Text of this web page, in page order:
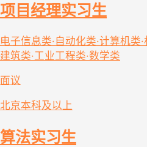
项目经理实习生
电子信息类·自动化类·计算机类
建筑类·工业工程类·数学类
面议
北京本科及以上
算法实习生